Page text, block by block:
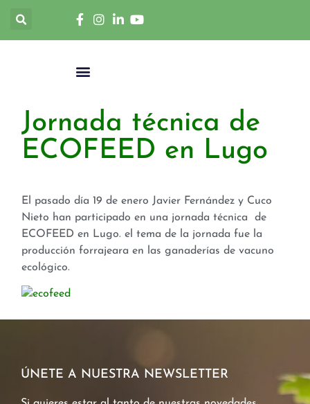
Jornada técnica de
ECOFEED en Lugo
El pasado día 19 de enero Javier Fernández y Cuco
Nieto han participado en una jornada técnica de
ECOFEED en Lugo. el tema de la jornada fue la
producción forrajeara en las ganaderías de vacuno
ecológico.
ÚNETE A NUESTRA NEWSLETTER